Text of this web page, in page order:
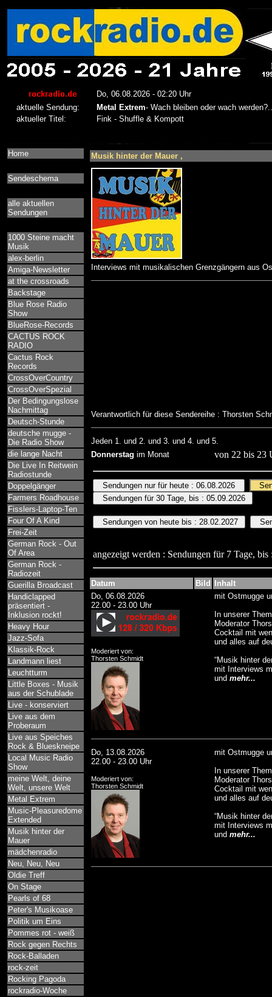
Home
Sendeschema
alle aktuellen
Sendungen
1000 Steine macht
Musik
alex-berlin
Amiga-Newsletter
at the crossroads
Backstage
Blue Rose Radio
Show
BlueRose-Records
CACTUS ROCK
RADIO
Cactus Rock
Records
CrossOverCountry
CrossOverSpezial
Der Bedingungslose
Nachmittag
Deutsch-Stunde
deutsche mugge -
Die Radio Show
die lange Nacht
Die Live In Reitwein
Radiostunde
Doppelgänger
Farmers Roadhouse
Fisslers-Laptop-Ten
Four Of A Kind
Frei-Zeit
German Rock - Out
Of Area
German Rock -
Radiozeit
Guerilla Broadcast
Handiclapped
präsentiert -
Inklusion rockt!
Heavy Hour
Jazz-Sofa
Klassik-Rock
Landmann liest
Leuchtturm
Little Boxes - Musik
aus der Schublade
Live - konserviert
Live aus dem
Proberaum
Live aus Speiches
Rock & Blueskneipe
Local Music Radio
Show
meine Welt, deine
Welt, unsere Welt
Metal Extrem
Music-Pleasuredome
Extended
Musik hinter der
Mauer
mädchenradio
Neu, Neu, Neu
Oldie Treff
On Stage
Pearls of 68
Peter's Musikoase
Politik um Eins
Pommes rot - weiß
Rock gegen Rechts
Rock-Balladen
rock-zeit
Rocking Pagoda
rockradio-Woche
Musik hinter der Mauer ,
Interviews mit musikalischen Grenzgängern aus
Verantwortlich für diese Sendereihe : Thorsten
Jeden 1. und 2. und 3. und 4. und 5.
Donnerstag im Monat von 22 bis 23
angezeigt werden : Sendungen für 7 Tage, bis
Datum Bild
Inhalt
Do, 06.08.2026
22.00 - 23.00 Uhr
Moderiert von:
Thorsten Schmidt
mit Ostmugge
In unserer
Moderator
Cocktail mit
und alles auf
“Musik hinter
mit Interviews
und mehr...
Do, 13.08.2026
22.00 - 23.00 Uhr
Moderiert von:
Thorsten Schmidt
mit Ostmugge
In unserer
Moderator
Cocktail mit
und alles auf
“Musik hinter
mit Interviews
und mehr...